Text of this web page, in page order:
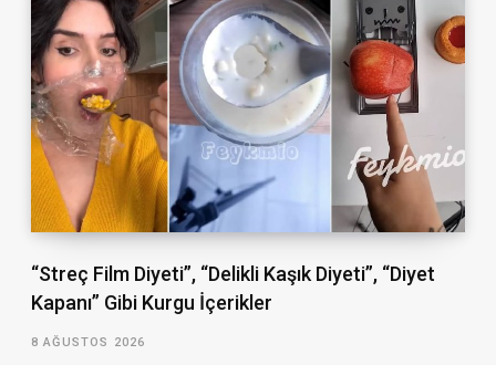
“Streç Film Diyeti”, “Delikli Kaşık Diyeti”, “Diyet
Kapanı” Gibi Kurgu İçerikler
8 AĞUSTOS 2026